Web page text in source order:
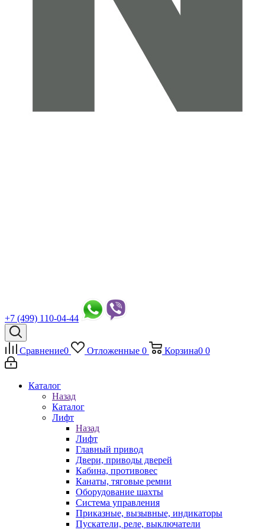
+7 (499) 110-04-44
Сравнение0 Отложенные 0 Корзина0 0
Каталог
Назад
Каталог
Лифт
Назад
Лифт
Главный привод
Двери, приводы дверей
Кабина, противовес
Канаты, тяговые ремни
Оборудование шахты
Система управления
Приказные, вызывные, индикаторы
Пускатели, реле, выключатели